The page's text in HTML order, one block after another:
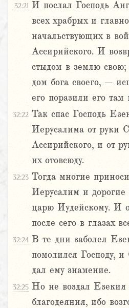
32:21 И послал Господь
всех храбрых и
начальствующих в
Ассирийского. И
стыдом в землю
дом бога своего, –
его поразили его там
32:22 Так спас Господь
Иерусалима от руки
Ассирийского, и от
их отовсюду.
32:23 Тогда многие
Иерусалим и
царю Иудейскому. И
после сего в глазах
32:24 В те дни заболел
помолился Господу,
дал ему знамение.
32:25 Но не воздал Езекия
благодеяния, ибо